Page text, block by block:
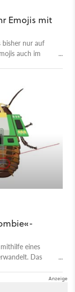
Emojis mit
bisher nur auf
auch im
eines
Das